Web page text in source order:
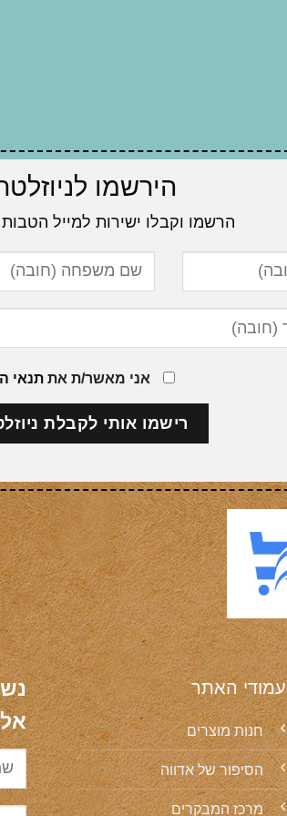
הירשמו
הרשמו וקבלו ישירות למייל
אני מאשר/ת את תנאי
עמודי האתר
חנות מוצרים
הסיפור של אדווה
מרכז המבקרים